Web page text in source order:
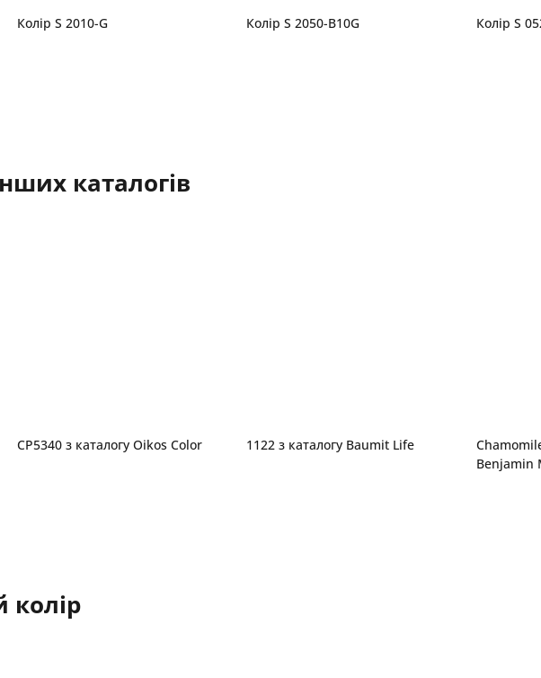
Колір S 2010-G Колір S 2050-B10G Колір S
каталогів
CP5340 з каталогу Oikos Color 1122 з каталогу Baumit Life
Benjamin
колір